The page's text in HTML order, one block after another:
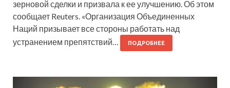
зерновой сделки и призвала к ее улучшению. Об этом
сообщает Reuters. «Организация Объединенных
Наций призывает все стороны работать над
устранением препятствий…
ПОДРОБНЕЕ